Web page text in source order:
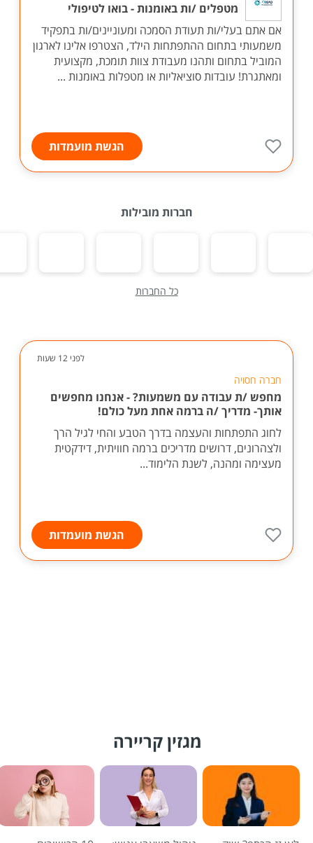
מטפלים /ות באומנות - בואו לטיפולי
אם אתם בעלי/ות תעודת הסמכה ומעוניינים/ות בתפקיד
משמעותי בתחום ההתפתחות הילד, הצטרפו אלינו לארגון
המוביל בתחום ותהנו מעבודת צוות תומכת, מקצועית
ומאתגרת! עובדות סוציאליות או מטפלות באומנות ...
הגשת מועמדות
חברות מובילות
כל החברות
לפני 12 שעות
חברה חסויה
מחפש /ת עבודה עם משמעות? - אנחנו מחפשים
אותך- מדריך /ה ברמה אחת מעל כולם!
לחוג התפתחות והעצמה בדרך הטבע והחי לגיל הרך
ולצהרונים, דרושים מדריכים ברמה חוויתית, דידקטית
מעצימה ומהנה, לשנת הלימוד...
הגשת מועמדות
מגזין קריירה